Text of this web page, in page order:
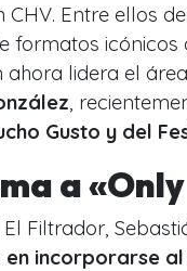
Entre ellos
formatos icónicos
ahora lidera el
,
Gusto y del
a
Filtrador,
incorporarse